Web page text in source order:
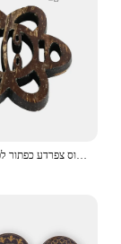
6pcs רטרו מיוחד בצורת כפתורים קוקוס בצורת פרח עץ פרח צפרדע סוס צפרדע כפתור לפינוק הביתה